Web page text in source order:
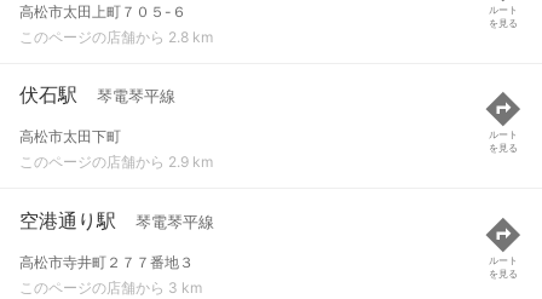
高松市太田上町７０５-６
このページの店舗から 2.8 km
ルート
を見る
伏石駅 琴電琴平線
高松市太田下町
このページの店舗から 2.9 km
ルート
を見る
空港通り駅 琴電琴平線
高松市寺井町２７７番地３
このページの店舗から 3 km
ルート
を見る